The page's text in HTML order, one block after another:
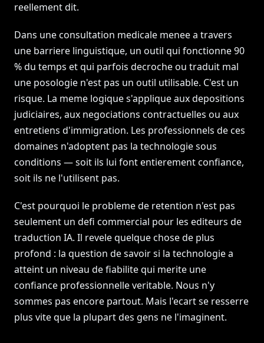
reellement dit.
Dans une consultation medicale menee a travers
une barriere linguistique, un outil qui fonctionne 90
% du temps et qui parfois decroche ou traduit mal
une posologie n'est pas un outil utilisable. C'est un
risque. La meme logique s'applique aux depositions
judiciaires, aux negociations contractuelles ou aux
entretiens d'immigration. Les professionnels de ces
domaines n'adoptent pas la technologie sous
conditions — soit ils lui font entierement confiance,
soit ils ne l'utilisent pas.
C'est pourquoi le probleme de retention n'est pas
seulement un defi commercial pour les editeurs de
traduction IA. Il revele quelque chose de plus
profond : la question de savoir si la technologie a
atteint un niveau de fiabilite qui merite une
confiance professionnelle veritable. Nous n'y
sommes pas encore partout. Mais l'ecart se resserre
plus vite que la plupart des gens ne l'imaginent.